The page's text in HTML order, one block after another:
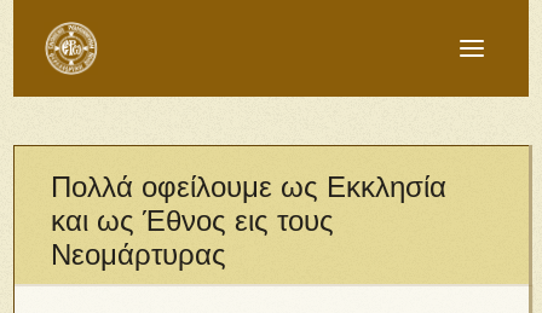
Πολλά οφείλουμε ως Εκκλησία
και ως Έθνος εις τους
Νεομάρτυρας